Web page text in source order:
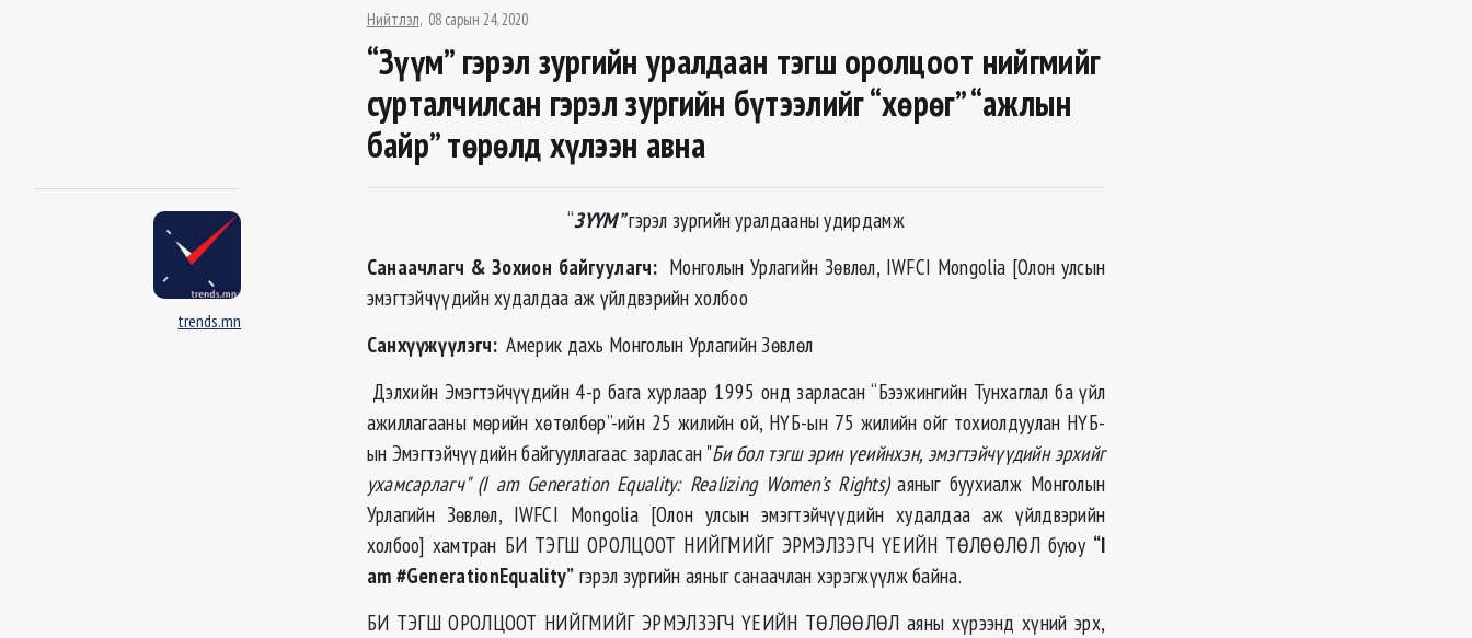
Нийтлэл 08 сарын 24, 2020
“Зүүм” гэрэл зургийн уралдаан тэгш оролцоот нийгмийг
сурталчилсан гэрэл зургийн бүтээлийг “хөрөг” “ажлын
байр” төрөлд хүлээн авна
trends.mn
“ЗҮҮМ”гэрэл зургийн уралдааны удирдамж
Санаачлагч & Зохион байгуулагч:Монголын Урлагийн Зөвлөл, IWFCI Mongolia [Олон улсын
эмэгтэйчүүдийн худалдаа аж үйлдвэрийн холбоо
Санхүүжүүлэгч:Америк дахь Монголын Урлагийн Зөвлөл
Дэлхийн Эмэгтэйчүүдийн 4-р бага хурлаар 1995 онд зарласан “Бээжингийн Тунхаглал ба үйл
ажиллагааны мөрийн хөтөлбөр”-ийн 25 жилийн ой, НҮБ-ын 75 жилийн ойг тохиолдуулан НҮБ-
ын Эмэгтэйчүүдийн байгууллагаас зарласан "Би бол тэгш эрин үеийнхэн, эмэгтэйчүүдийн эрхийг
ухамсарлагч" (I am Generation Equality: Realizing Women’s Rights)аяныг буухиалж Монголын
Урлагийн Зөвлөл, IWFCI Mongolia [Олон улсын эмэгтэйчүүдийн худалдаа аж үйлдвэрийн
холбоо] хамтран БИ ТЭГШ ОРОЛЦООТ НИЙГМИЙГ ЭРМЭЛЗЭГЧ ҮЕИЙН ТӨЛӨӨЛӨЛ буюу “I
am #GenerationEquality” гэрэл зургийн аяныг санаачлан хэрэгжүүлж байна.
БИ ТЭГШ ОРОЛЦООТ НИЙГМИЙГ ЭРМЭЛЗЭГЧ ҮЕИЙН ТӨЛӨӨЛӨЛ аяны хүрээнд хүний эрх,